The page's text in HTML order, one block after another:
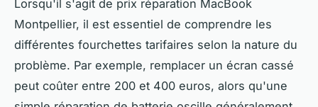
Lorsqu'il s'agit de prix réparation MacBook
Montpellier, il est essentiel de comprendre les
différentes fourchettes tarifaires selon la nature du
problème. Par exemple, remplacer un écran cassé
peut coûter entre 200 et 400 euros, alors qu'une